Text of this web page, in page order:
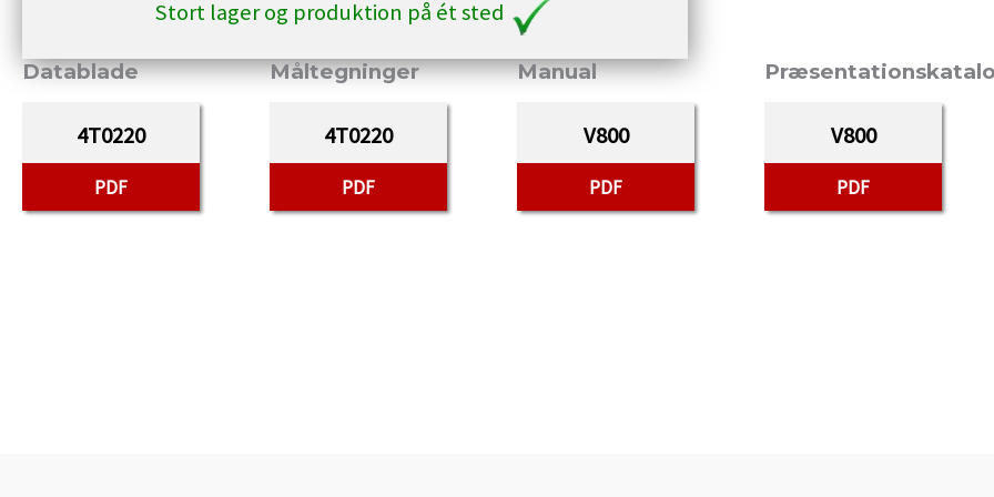
Stort lager og produktion på ét sted
Datablade
4T0220
PDF
Måltegninger
4T0220
PDF
Manual
V800
PDF
V800
PDF